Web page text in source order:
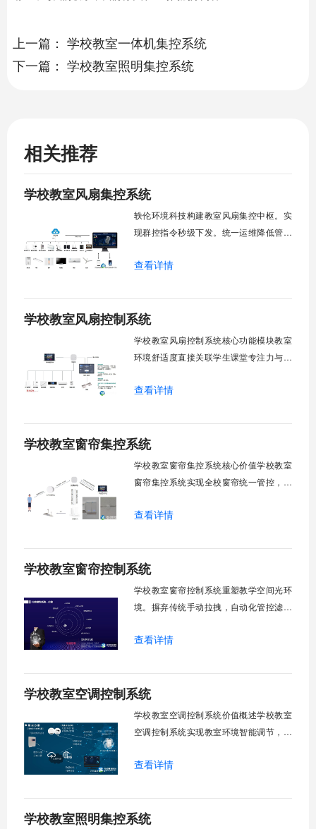
上一篇： 学校教室一体机集控系统
下一篇： 学校教室照明集控系统
相关推荐
学校教室风扇集控系统
轶伦环境科技构建教室风扇集控中枢。实
现群控指令秒级下发。统一运维降低管理
巡检盲区。保障教学环境温湿度适宜。数
块清单：远程集中控制。智能定时调度。
环境自适应调节。能耗监测统计。故障预
查看详情
学校教室风扇控制系统
学校教室风扇控制系统核心功能模块教室
环境舒适度直接关联学生课堂专注力与学
领域，打造教室风扇控制系统，实现温度
分组联动、安全防护六大模块一体化运
行，为学校提供精细化风扇管理方案。
查看详情
学校教室窗帘集控系统
学校教室窗帘集控系统核心价值学校教室
窗帘集控系统实现全校窗帘统一管控，提
能化改造后，一键完成全校窗帘开合，节
生视力健康，营造舒适教学环境。节能减
排效果显著，延长窗帘使用寿命，降低学
查看详情
学校教室窗帘控制系统
学校教室窗帘控制系统重塑教学空间光环
境。摒弃传统手动拉拽，自动化管控滤除
足，节能降耗。精准适配多媒体教学、考
能智慧校园生态升级。智能光感调节1. 动
态光照追踪实时捕捉室外照度参数。光照
查看详情
学校教室空调控制系统
学校教室空调控制系统价值概述学校教室
空调控制系统实现教室环境智能调节，提
管理全校空调设备，远程监控运行状态，
警。管理人员通过平台统一管控，减少人
工巡检工作量，延长设备使用寿命，节约
查看详情
学校教室照明集控系统